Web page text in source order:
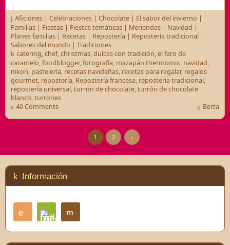
Aficiones| Celebraciones| Chocolate| El sabor del invierno |
Familias | Fiestas | Fiestas temáticas | Meriendas | Navidad |
Planes familias | Recetas | Repostería | Repostería tradicional |
Sabores del mundo | Tradiciones
catering,chef,christmas,dulces con tradición,el faro de
caramelo,foodblogger,fotografía, mazapán thermomix, navidad,
nikon, pastelería, recetas navideñas, recetas para regalar, regalos
gourmet, repostería, Repostería francesa, repostería tradicional,
repostería universal,turrón de chocolate,turrón de chocolate
blanco,turrones
40 Comments
Berta
1 2 ›
Información
RSS
Feedly